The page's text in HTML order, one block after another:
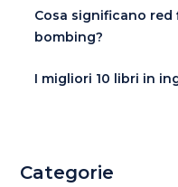
Cosa significano
bombing?
I migliori 10 libri in
Categorie